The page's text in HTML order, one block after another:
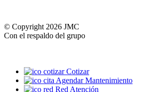
© Copyright 2026 JMC
Con el respaldo del grupo
Cotizar
Agendar Mantenimiento
Red Atención